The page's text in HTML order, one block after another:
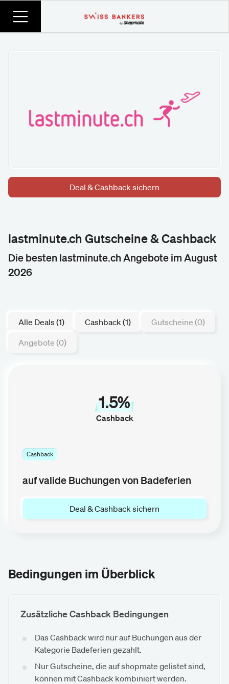
Deal & Cashback sichern
Bedingungen im Überblick
Zusätzliche Cashback Bedingungen
Das Cashback wird nur auf Buchungen aus der
Kategorie Badeferien gezahlt.
Nur Gutscheine, die auf shopmate gelistet sind,
können mit Cashback kombiniert werden.
lastminute.ch Gutscheine & Cashback
Die besten lastminute.ch Angebote im August
2026
Alle Deals (1) Cashback (1)
Gutscheine (0)
Angebote (0)
1.5%
Cashback
Cashback
auf valide Buchungen von Badeferien
Deal & Cashback sichern